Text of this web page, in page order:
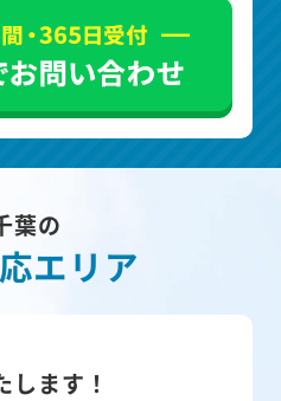
葉の
エリア
します！